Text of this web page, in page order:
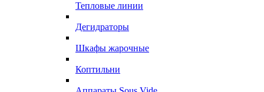
Тепловые линии
Дегидраторы
Шкафы жарочные
Коптильни